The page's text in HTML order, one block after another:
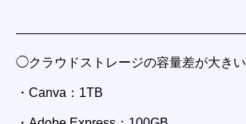
◯クラウドストレージの容量差が大きい
・Canva：1TB